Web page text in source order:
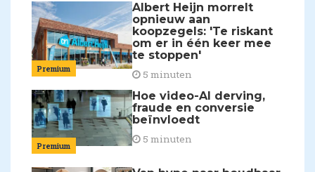
Premium
Albert Heijn morrelt
opnieuw aan
koopzegels: 'Te riskant
om er in één keer mee
te stoppen'
5 minuten
Premium
Hoe video-AI derving,
fraude en conversie
beïnvloedt
5 minuten